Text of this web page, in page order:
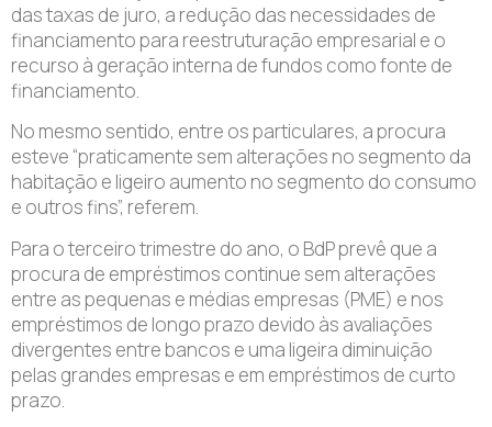
das taxas de juro, a redução das necessidades de
financiamento para reestruturação empresarial e o
recurso à geração interna de fundos como fonte de
financiamento.
No mesmo sentido, entre os particulares, a procura
esteve “praticamente sem alterações no segmento da
habitação e ligeiro aumento no segmento do consumo
e outros fins”, referem.
Para o terceiro trimestre do ano, o BdP prevê que a
procura de empréstimos continue sem alterações
entre as pequenas e médias empresas (PME) e nos
empréstimos de longo prazo devido às avaliações
divergentes entre bancos e uma ligeira diminuição
pelas grandes empresas e em empréstimos de curto
prazo.